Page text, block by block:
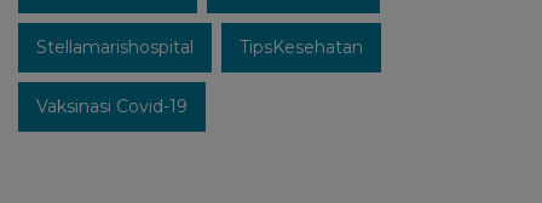
Stellamarishospital TipsKesehatan
Vaksinasi Covid-19